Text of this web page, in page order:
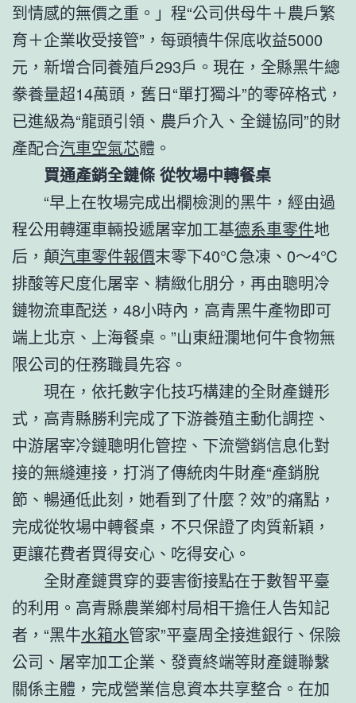
到情感的無價之重。」程“公司供母牛＋農戶繁
育＋企業收受接管”，每頭犢牛保底收益5000
元，新增合同養殖戶293戶。現在，全縣黑牛總
豢養量超14萬頭，舊日“單打獨斗”的零碎格式，
已進級為“龍頭引領、農戶介入、全鏈協同”的財
產配合汽車空氣芯體。
買通產銷全鏈條 從牧場中轉餐桌
“早上在牧場完成出欄檢測的黑牛，經由過
程公用轉運車輛投遞屠宰加工基德系車零件地
后，顛汽車零件報價末零下40℃急凍、0～4℃
排酸等尺度化屠宰、精緻化朋分，再由聰明冷
鏈物流車配送，48小時內，高青黑牛產物即可
端上北京、上海餐桌。”山東紐瀾地何牛食物無
限公司的任務職員先容。
現在，依托數字化技巧構建的全財產鏈形
式，高青縣勝利完成了下游養殖主動化調控、
中游屠宰冷鏈聰明化管控、下流營銷信息化對
接的無縫連接，打消了傳統肉牛財產“產銷脫
節、暢通低此刻，她看到了什麼？效”的痛點，
完成從牧場中轉餐桌，不只保證了肉質新穎，
更讓花費者買得安心、吃得安心。
全財產鏈貫穿的要害銜接點在于數智平臺
的利用。高青縣農業鄉村局相干擔任人告知記
者，“黑牛水箱水管家”平臺周全接進銀行、保險
公司、屠宰加工企業、發賣終端等財產鏈聯繫
關係主體，完成營業信息資本共享整合。在加